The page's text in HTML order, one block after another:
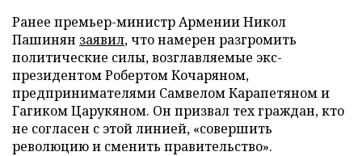
Ранее премьер-министр Армении Никол
Пашинян заявил, что намерен разгромить
политические силы, возглавляемые экс-
президентом Робертом Кочаряном,
предпринимателями Самвелом Карапетяном и
Гагиком Царукяном. Он призвал тех граждан, кто
не согласен с этой линией, «совершить
революцию и сменить правительство».